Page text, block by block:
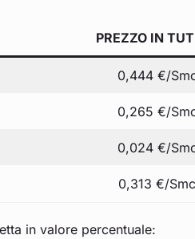
PREZZO IN
0,444 €/
0,265 €/
0,024 €/
0,313 €/Smc
in valore percentuale: